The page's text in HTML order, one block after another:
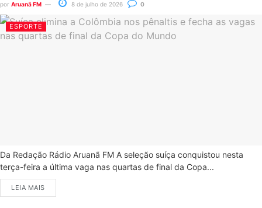
por Aruanã FM 8 de julho de 2026 0
ESPORTE
Da Redação Rádio Aruanã FM A seleção suíça conquistou nesta
terça-feira a última vaga nas quartas de final da Copa...
LEIA MAIS